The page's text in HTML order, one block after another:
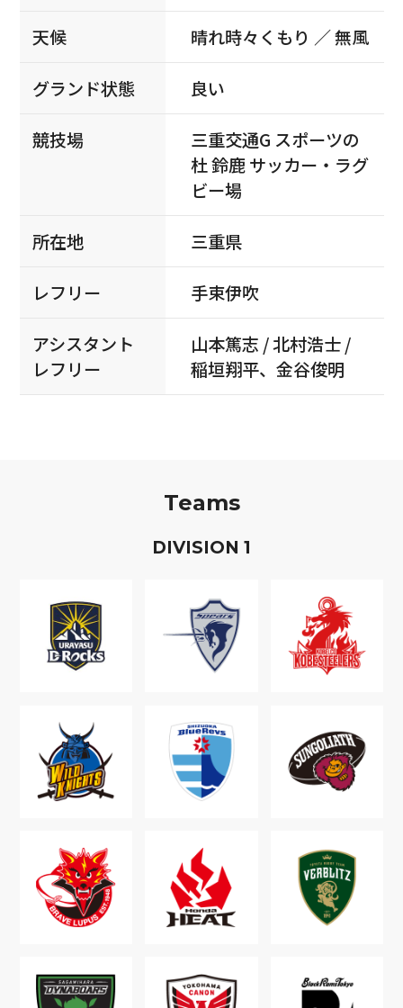
天候 晴れ時々くもり ／ 無風
グランド状態 良い
競技場
三重交通G スポーツの
杜 鈴鹿 サッカー・ラグ
ビー場
所在地 三重県
レフリー 手束伊吹
アシスタント
レフリー
山本篤志 / 北村浩士 /
稲垣翔平、金谷俊明
Teams
DIVISION 1